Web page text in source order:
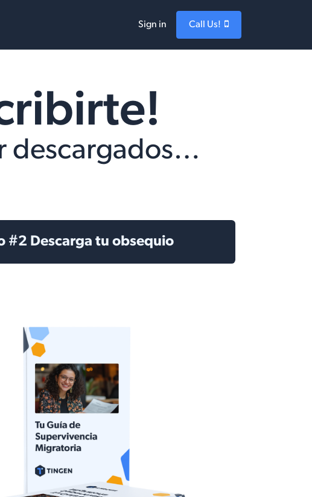
Sign in Call Us!
descargados…
#2 Descarga tu obsequio